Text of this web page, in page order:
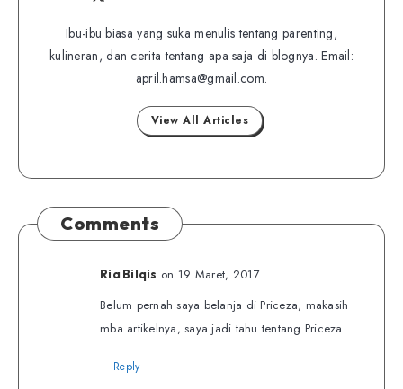
on
me
on
Facebook
Ibu-ibu biasa yang suka menulis tentang parenting,
kulineran, dan cerita tentang apa saja di blognya. Email:
april.hamsa@gmail.com.
View All Articles
Comments
Ria Bilqis on 19 Maret, 2017
Belum pernah saya belanja di Priceza, makasih
mba artikelnya, saya jadi tahu tentang Priceza.
Reply